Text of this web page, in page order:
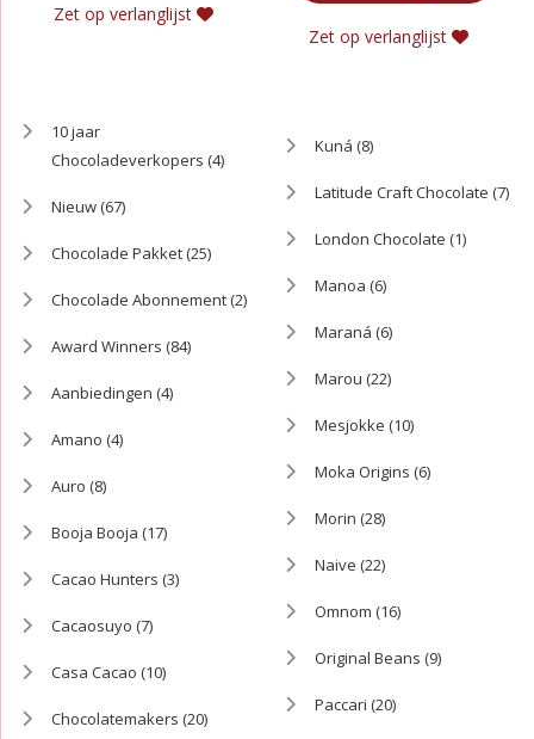
Zet op verlanglijst
Zet op verlanglijst
10 jaar
Chocoladeverkopers (4)
Nieuw(67)
Chocolade Pakket(25)
Chocolade Abonnement(2)
Award Winners (84)
Aanbiedingen (4)
Amano (4)
Auro (8)
Booja Booja (17)
Cacao Hunters (3)
Cacaosuyo (7)
Casa Cacao (10)
Chocolatemakers (20)
Kuná (8)
Latitude Craft Chocolate (7)
London Chocolate (1)
Manoa (6)
Maraná (6)
Marou (22)
Mesjokke (10)
Moka Origins (6)
Morin (28)
Naive (22)
Omnom (16)
Original Beans (9)
Paccari (20)